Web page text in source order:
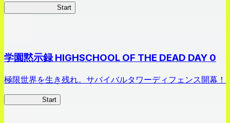
Start
学園黙示録 HIGHSCHOOL OF THE DEAD DAY 0
極限世界を生き残れ。サバイバルタワーディフェンス開幕！
Start